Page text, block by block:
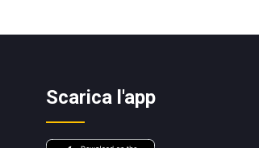
Scarica l'app